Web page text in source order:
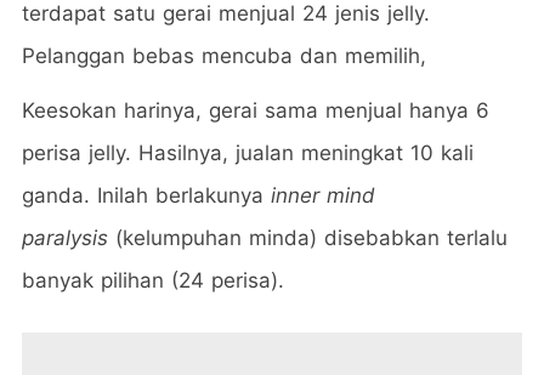
terdapat satu gerai menjual 24 jenis jelly.
Pelanggan bebas mencuba dan memilih,
Keesokan harinya, gerai sama menjual hanya 6
perisa jelly. Hasilnya, jualan meningkat 10 kali
ganda. Inilah berlakunya inner mind
paralysis (kelumpuhan minda) disebabkan terlalu
banyak pilihan (24 perisa).